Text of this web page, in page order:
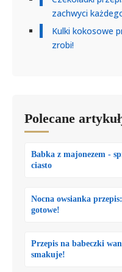
zachwyci
Kulki kokosowe
zrobi!
Polecane
Babka z majonezem -
ciasto
Nocna owsianka
gotowe!
Przepis na babeczki
smakuje!